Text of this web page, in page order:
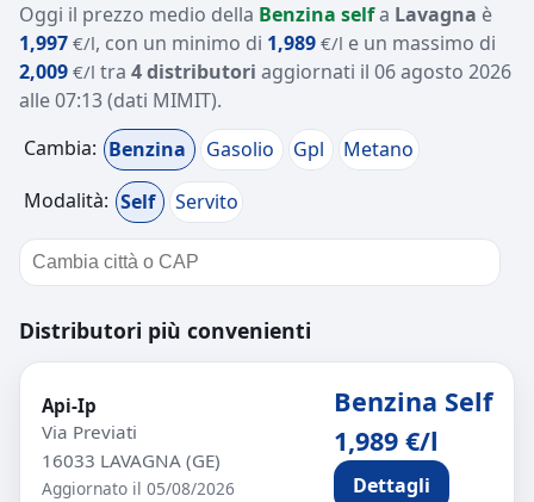
Oggi il prezzo medio della Benzina selfa Lavagna è
1,997 €/l, con un minimo di 1,989 €/l e un massimo di
2,009 €/l tra 4 distributori aggiornati il 06 agosto 2026
alle 07:13(dati MIMIT).
Cambia: Benzina Gasolio Gpl
Metano
Modalità: Self Servito
Distributori più convenienti
Api-Ip
Via Previati
16033 LAVAGNA (GE)
Aggiornato il 05/08/2026
Benzina Self
1,989 €/l
Dettagli